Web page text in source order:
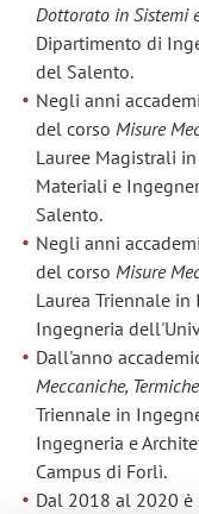
Dottorato in Sistemi
Dipartimento di
del Salento.
Negli anni
del corsoMisure
Lauree Magistrali
Materiali e
Salento.
Negli anni
del corsoMisure
Laurea Triennale
Ingegneria
Dall'anno
Meccaniche,
Triennale in
Ingegneria e
Campus di Forlì.
Dal 2018 al 2020